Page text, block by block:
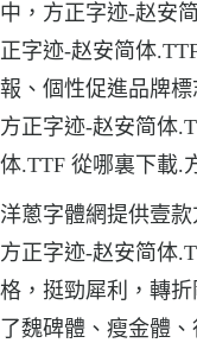
中，方正字迹-赵安
正字迹-赵安简体
報、個性促進品牌
方正字迹-赵安简体
体.TTF 從哪裏下載.
洋蔥字體網提供壹
方正字迹-赵安简体
格，挺勁犀利，轉
了魏碑體、瘦金體